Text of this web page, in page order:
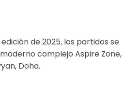
de 2025, los partidos se
complejo Aspire Zone,
Doha.